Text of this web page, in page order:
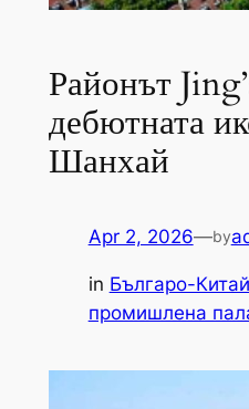
Районът
дебютната
Шанхай
Apr 2, 2026—by
in Българо-
промишлена